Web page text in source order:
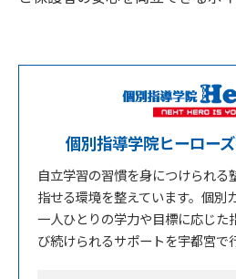
個別指導学院ヒーロー
自立学習の習慣を身につけられる
指せる環境を整えています。個別
一人ひとりの学力や目標に応じた
び続けられるサポートを宇都宮で